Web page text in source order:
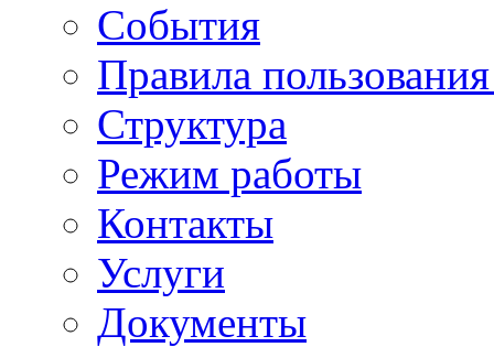
События
Правила
Структура
Режим работы
Контакты
Услуги
Документы